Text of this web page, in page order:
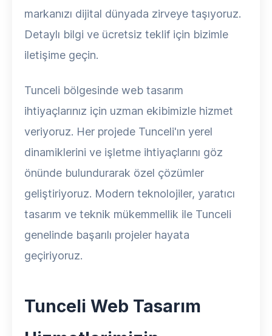
markanızı dijital dünyada zirveye taşıyoruz.
Detaylı bilgi ve ücretsiz teklif için bizimle
iletişime geçin.
Tunceli bölgesinde web tasarım
ihtiyaçlarınız için uzman ekibimizle hizmet
veriyoruz. Her projede Tunceli'ın yerel
dinamiklerini ve işletme ihtiyaçlarını göz
önünde bulundurarak özel çözümler
geliştiriyoruz. Modern teknolojiler, yaratıcı
tasarım ve teknik mükemmellik ile Tunceli
genelinde başarılı projeler hayata
geçiriyoruz.
Tunceli Web Tasarım